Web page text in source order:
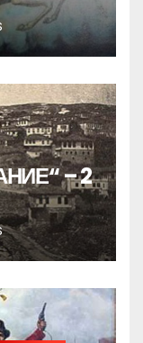
– 2